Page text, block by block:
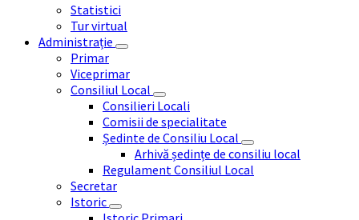
Statistici
Tur virtual
Administrație
Primar
Viceprimar
Consiliul Local
Consilieri Locali
Comisii de specialitate
Ședinte de Consiliu Local
Arhivă ședințe de consiliu local
Regulament Consiliul Local
Secretar
Istoric